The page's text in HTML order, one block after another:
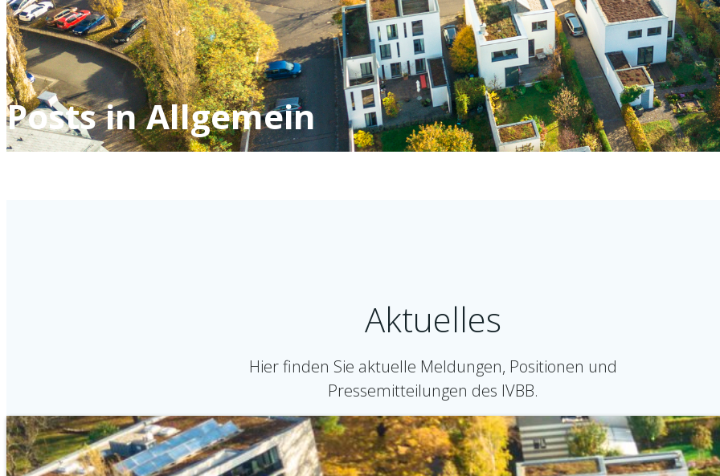
Posts in Allgemein
Aktuelles
Hier finden Sie aktuelle Meldungen, Positionen und
Pressemitteilungen des IVBB.